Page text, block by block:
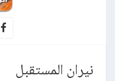
نيران المستقبل